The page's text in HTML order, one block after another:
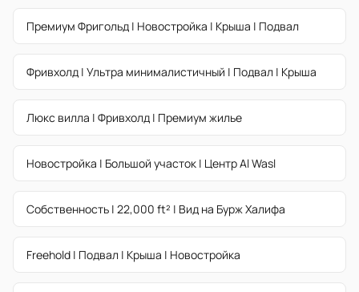
Премиум Фригольд | Новостройка | Крыша | Подвал
Фривхолд | Ультра минималистичный | Подвал | Крыша
Люкс вилла | Фривхолд | Премиум жилье
Новостройка | Большой участок | Центр Al Wasl
Собственность | 22,000 ft² | Вид на Бурж Халифа
Freehold | Подвал | Крыша | Новостройка